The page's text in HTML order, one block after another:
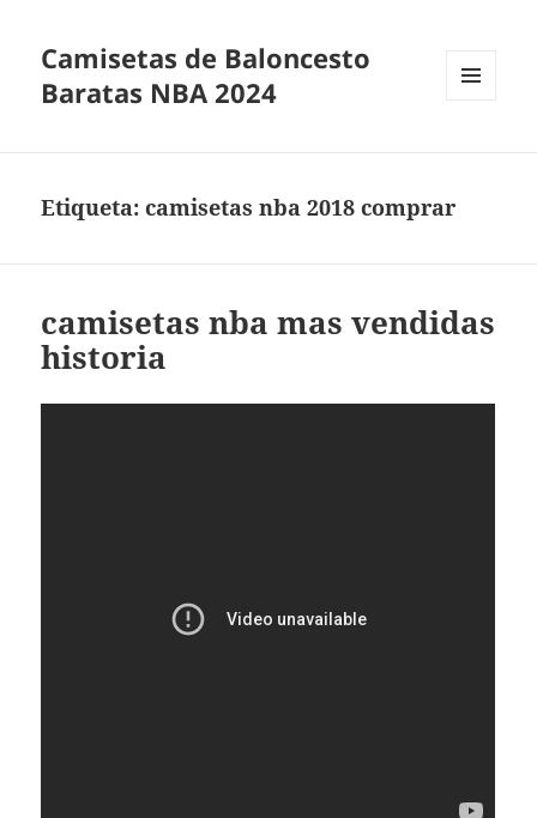
Camisetas de Baloncesto
Baratas NBA 2024
Etiqueta:camisetas nba 2018 comprar
camisetas nba mas vendidas
historia